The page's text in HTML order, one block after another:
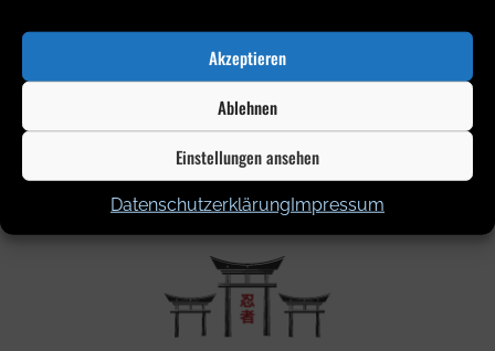
Akzeptieren
Ablehnen
Einstellungen ansehen
DatenschutzerklärungImpressum
Jetzt mitmachen!
Kontakt & Anmeldung